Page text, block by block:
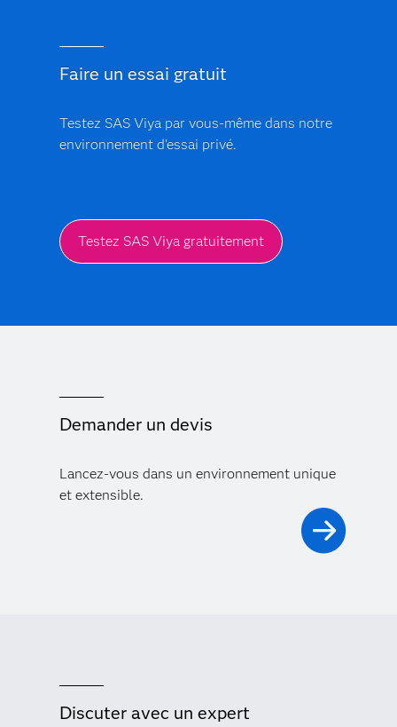
Faire un essai gratuit
Testez SAS Viya par vous-même dans notre
environnement d'essai privé.
Testez SAS Viya gratuitement
Demander un devis
Lancez-vous dans un environnement unique
et extensible.
Discuter avec un expert